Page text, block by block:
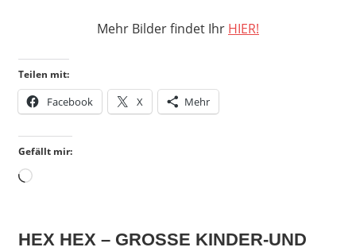
Mehr Bilder findet Ihr HIER!
Teilen mit:
Facebook X Mehr
Gefällt mir:
Wird
HEX HEX – GROSSE KINDER-UND J